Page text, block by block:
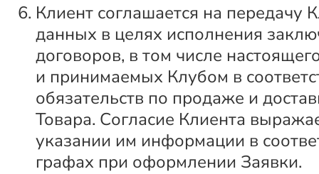
Клиент соглашается на передачу
данных в целях исполнения
договоров, в том числе
и принимаемых Клубом в
обязательств по продаже и
Товара. Согласие Клиента
указании им информации в
графах при оформлении Заявки.